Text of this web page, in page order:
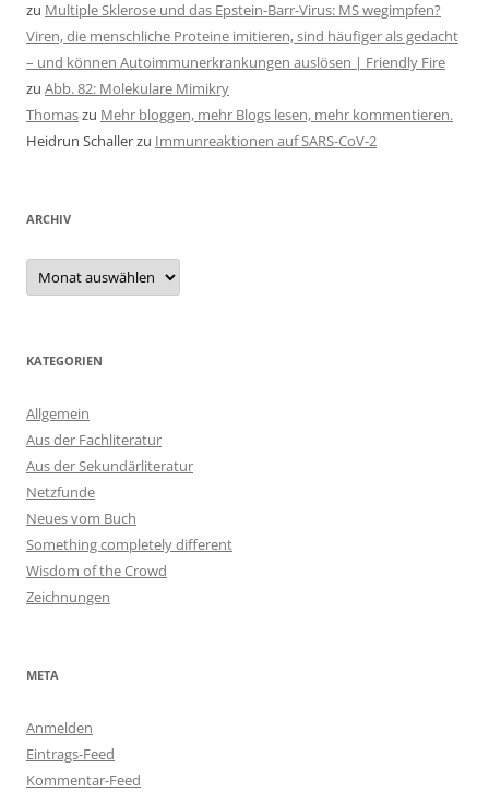
zu Multiple Sklerose und das Epstein-Barr-Virus: MS wegimpfen?
Viren, die menschliche Proteine imitieren, sind häufiger als gedacht
– und können Autoimmunerkrankungen auslösen | Friendly Fire
zu Abb. 82: Molekulare Mimikry
Thomaszu Mehr bloggen, mehr Blogs lesen, mehr kommentieren.
Heidrun Schallerzu Immunreaktionen auf SARS-CoV-2
ARCHIV
Archiv
KATEGORIEN
Allgemein
Aus der Fachliteratur
Aus der Sekundärliteratur
Netzfunde
Neues vom Buch
Something completely different
Wisdom of the Crowd
Zeichnungen
META
Anmelden
Eintrags-Feed
Kommentar-Feed